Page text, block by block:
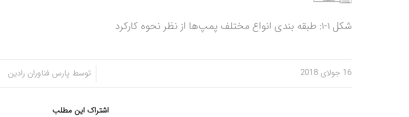
شکل ۱-۱: طبقه بندی انواع مختلف پمپ‌ها از نظر نحوه کارکرد
16 جولای 2018 توسط پارس فناوران رادین
اشتراک این مطلب